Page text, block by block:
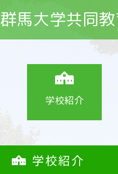
群馬大学共同
学校紹介
学校紹介